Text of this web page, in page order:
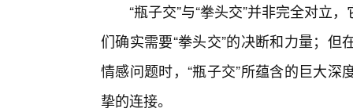
“瓶子交”与“拳头交”并非完全对立
们确实需要“拳头交”的决断和力量；
情感问题时，“瓶子交”所蕴含的巨大
挚的连接。